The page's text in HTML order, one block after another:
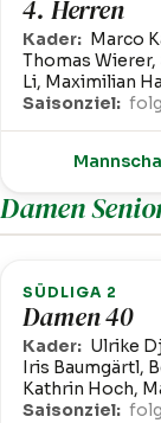
4. Herren
Kader: Marco
Thomas Wierer,
Li, Maximilian
Saisonziel:
Damen
SÜDLIGA 2
Damen 40
Kader: Ulrike
Iris Baumgärtl,
Kathrin Hoch,
Saisonziel: